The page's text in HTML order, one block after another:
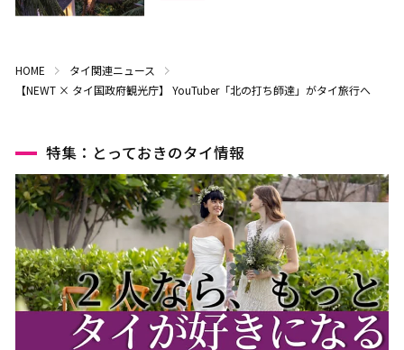
HOME
タイ関連ニュース
【NEWT × タイ国政府観光庁】 YouTuber「北の打ち師達」がタイ旅行へ
特集：とっておきのタイ情報